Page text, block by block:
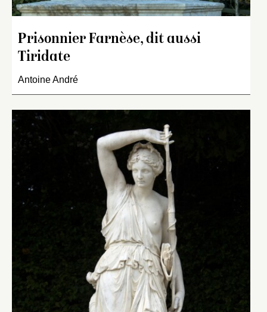
Prisonnier Farnèse, dit aussi
Tiridate
Antoine André